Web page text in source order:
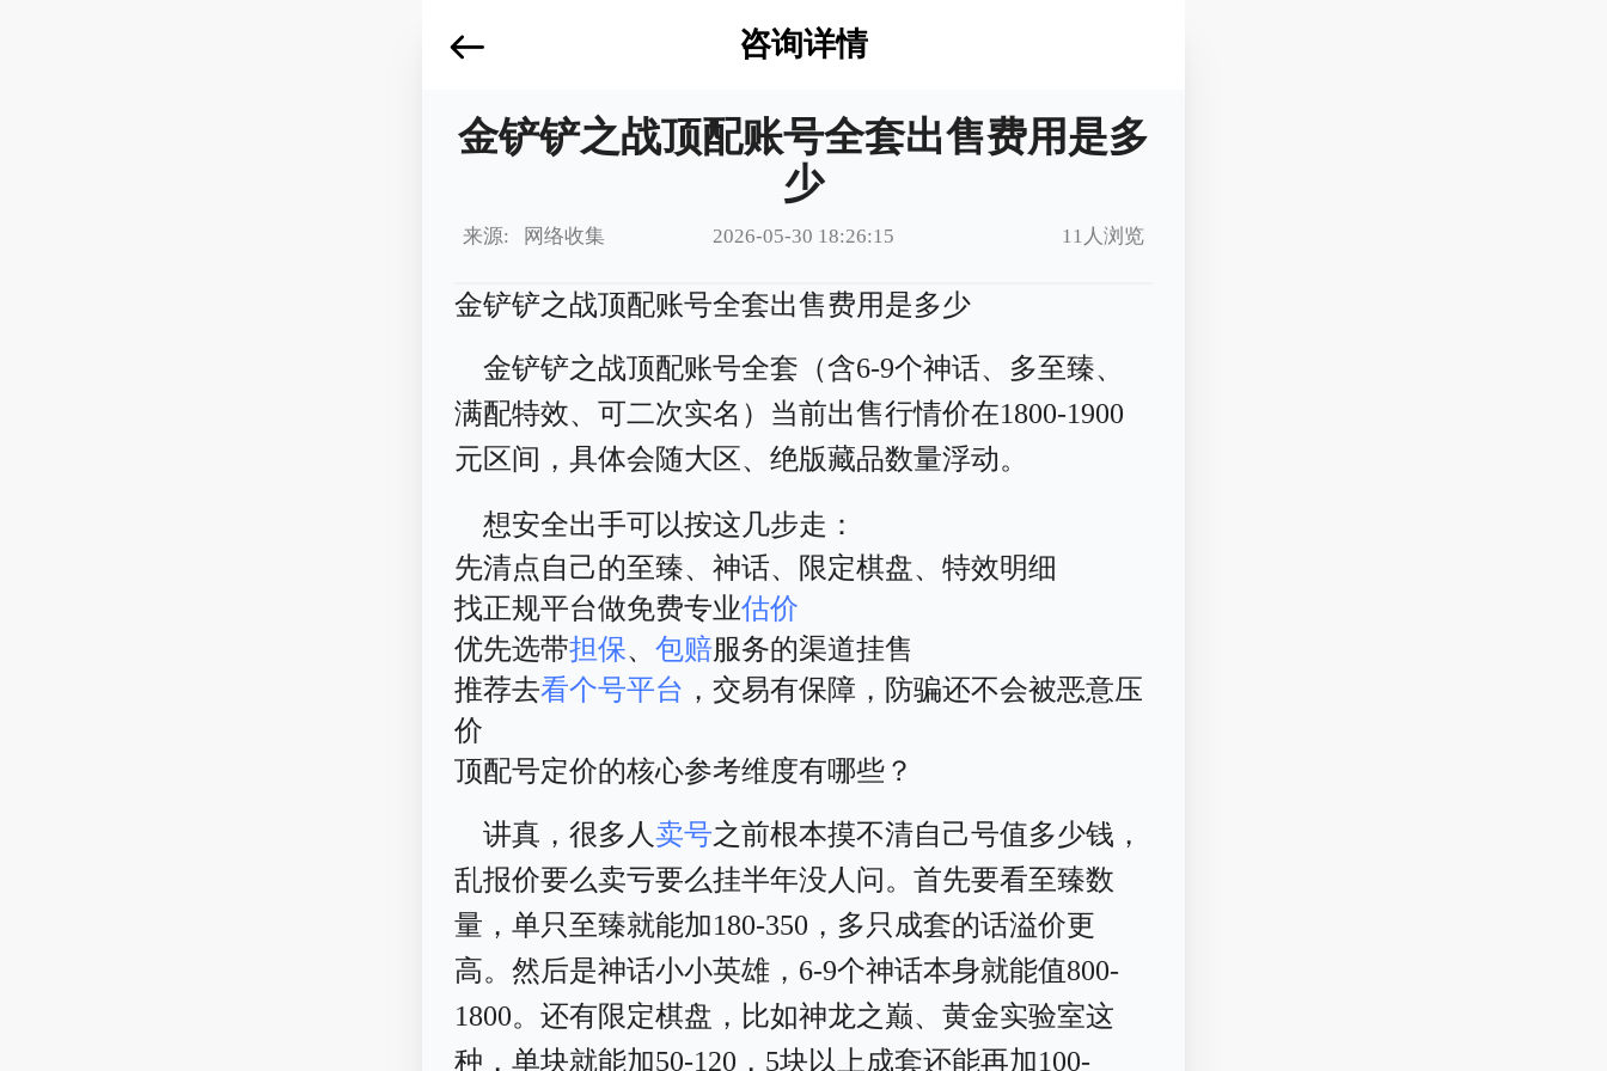
咨询详情
金铲铲之战顶配账号全套出售费用是多
少
来源: 网络收集 2026-05-30 18:26:15 11人浏览
金铲铲之战顶配账号全套出售费用是多少
金铲铲之战顶配账号全套（含6-9个神话、多至臻、
满配特效、可二次实名）当前出售行情价在1800-1900
元区间，具体会随大区、绝版藏品数量浮动。
想安全出手可以按这几步走：
先清点自己的至臻、神话、限定棋盘、特效明细
找正规平台做免费专业估价
优先选带担保、包赔服务的渠道挂售
推荐去看个号平台 ，交易有保障，防骗还不会被恶意压
价
顶配号定价的核心参考维度有哪些？
讲真，很多人卖号之前根本摸不清自己号值多少钱，
乱报价要么卖亏要么挂半年没人问。首先要看至臻数
量，单只至臻就能加180-350，多只成套的话溢价更
高。然后是神话小小英雄，6-9个神话本身就能值800-
1800。还有限定棋盘，比如神龙之巅、黄金实验室这
种，单块就能加50-120，5块以上成套还能再加100-